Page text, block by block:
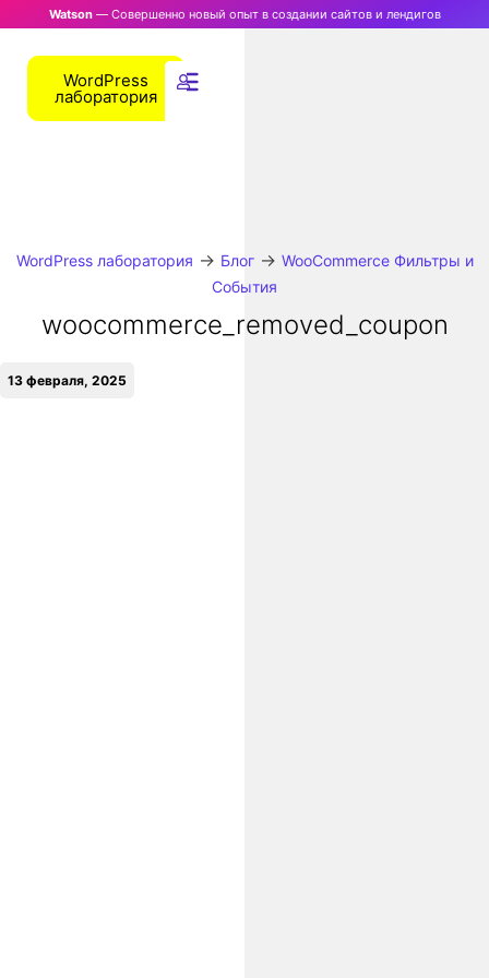
Watson— Совершенно новый опыт в создании сайтов и лендигов
WordPress
лаборатория
WordPress лаборатория → Блог→ WooCommerce Фильтры и
События
woocommerce_removed_coupon
13 февраля, 2025